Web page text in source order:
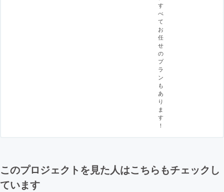
す
べ
て
お
任
せ
の
プ
ラ
ン
も
あ
り
ま
す
！
このプロジェクトを見た人はこちらもチェックし
ています